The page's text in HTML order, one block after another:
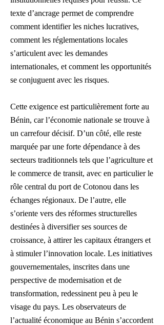
texte d’ancrage permet de comprendre
comment identifier les niches lucratives,
comment les réglementations locales
s’articulent avec les demandes
internationales, et comment les opportunités
se conjuguent avec les risques.
Cette exigence est particulièrement forte au
Bénin, car l’économie nationale se trouve à
un carrefour décisif. D’un côté, elle reste
marquée par une forte dépendance à des
secteurs traditionnels tels que l’agriculture et
le commerce de transit, avec en particulier le
rôle central du port de Cotonou dans les
échanges régionaux. De l’autre, elle
s’oriente vers des réformes structurelles
destinées à diversifier ses sources de
croissance, à attirer les capitaux étrangers et
à stimuler l’innovation locale. Les initiatives
gouvernementales, inscrites dans une
perspective de modernisation et de
transformation, redessinent peu à peu le
visage du pays. Les observateurs de
l’actualité économique au Bénin s’accordent